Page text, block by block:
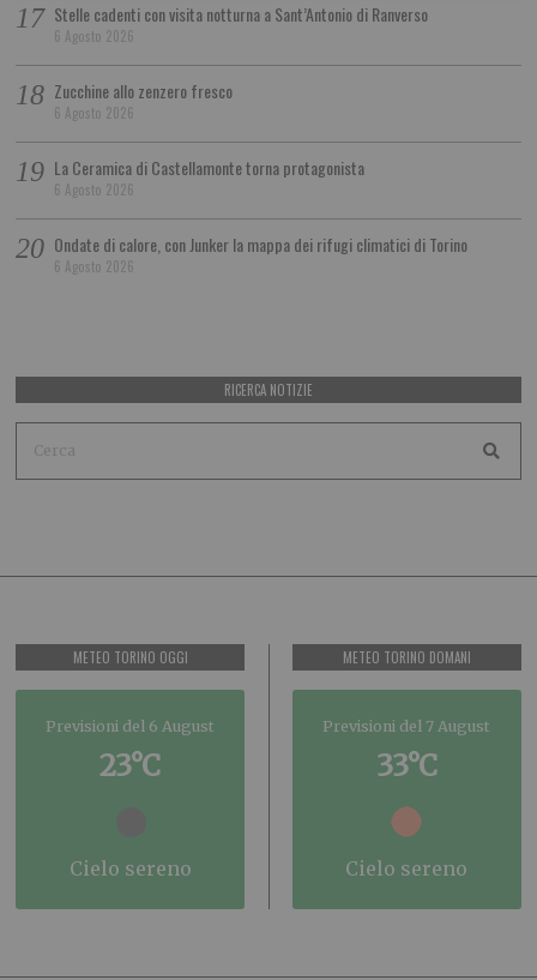
Stelle cadenti con visita notturna a Sant’Antonio di Ranverso
6 Agosto 2026
Zucchine allo zenzero fresco
6 Agosto 2026
La Ceramica di Castellamonte torna protagonista
6 Agosto 2026
Ondate di calore, con Junker la mappa dei rifugi climatici di Torino
6 Agosto 2026
RICERCA NOTIZIE
METEO TORINO OGGI
Previsioni del 6 August
23°C
cielo sereno
METEO TORINO DOMANI
Previsioni del 7 August
33°C
cielo sereno